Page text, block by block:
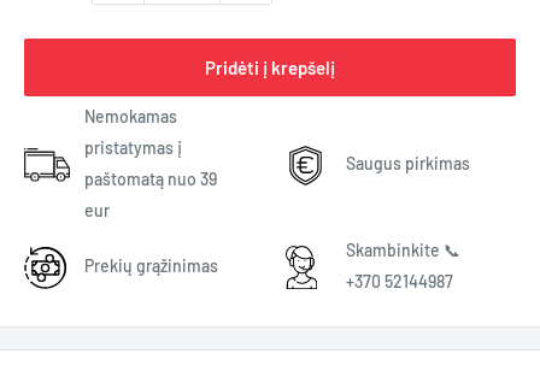
Pridėti į krepšelį
Nemokamas
pristatymas į
paštomatą nuo 39
eur
Saugus pirkimas
Prekių grąžinimas
Skambinkite 📞
+370 52144987